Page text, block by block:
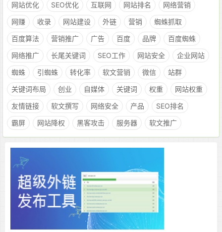
网站优化
SEO优化 互联网 网站排名
网络营销
网赚
收录 网站建设 外链 营销
蜘蛛抓取
百度算法
营销推广 广告 百度 品牌
百度蜘蛛
网络推广
长尾关键词 SEO工作 网站安全
企业网站
蜘蛛
引蜘蛛 转化率 软文营销 微信
站群
关键词布局
创业 自媒体 关键词 权重
网站权重
友情链接
软文撰写 网络安全 产品
SEO排名
霸屏
网站降权 黑客攻击 服务器 软文推广